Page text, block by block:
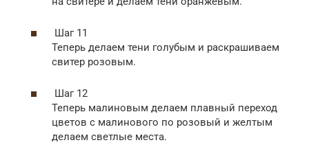
Шаг 11
Теперь делаем тени голубым и раскрашиваем
свитер розовым.
Шаг 12
Теперь малиновым делаем плавный переход
цветов с малинового по розовый и желтым
делаем светлые места.